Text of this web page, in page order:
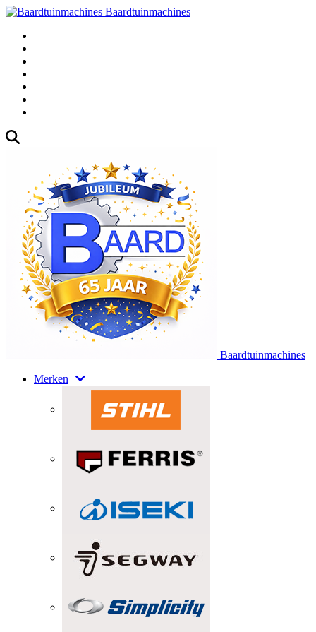
Baardtuinmachines
Baardtuinmachines
Merken